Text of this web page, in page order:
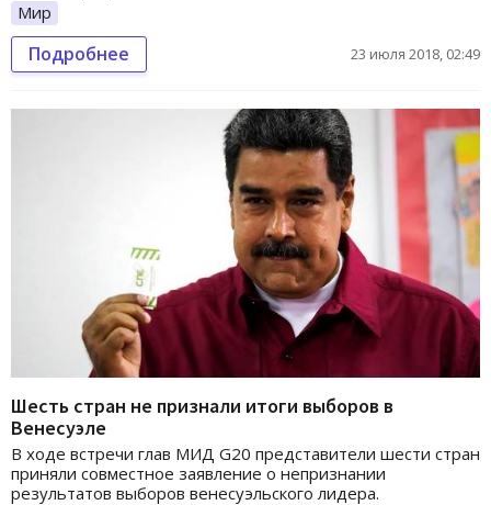
Мир
Подробнее 23 июля 2018, 02:49
Шесть стран не признали итоги выборов в
Венесуэле
В ходе встречи глав МИД G20 представители шести стран
приняли совместное заявление о непризнании
результатов выборов венесуэльского лидера.